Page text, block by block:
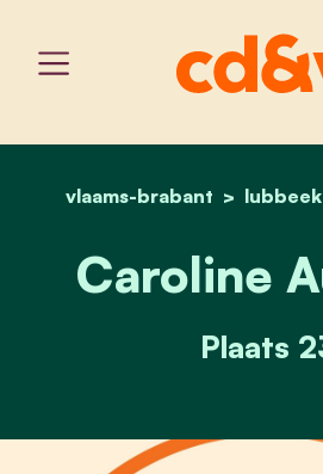
home
vlaams-brabant lubbeek
Caroline
Plaats